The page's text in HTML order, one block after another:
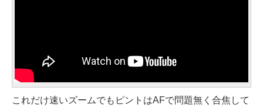
これだけ速いズームでもピントはAFで問題無く合焦して